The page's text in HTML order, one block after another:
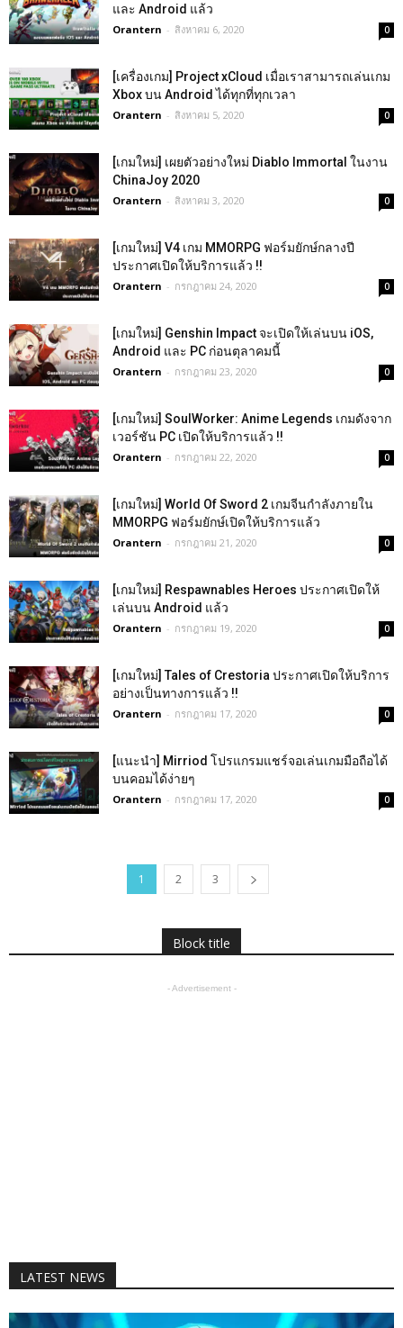
และ Android แล้ว
Orantern - สิงหาคม 6, 2020 0
[เครื่องเกม] Project xCloud เมื่อเราสามารถเล่นเกม
Xbox บน Android ได้ทุกที่ทุกเวลา
Orantern - สิงหาคม 5, 2020 0
[เกมใหม่] เผยตัวอย่างใหม่ Diablo Immortal ในงาน
ChinaJoy 2020
Orantern - สิงหาคม 3, 2020 0
[เกมใหม่] V4 เกม MMORPG ฟอร์มยักษ์กลางปี
ประกาศเปิดให้บริการแล้ว !!
Orantern - กรกฎาคม 24, 2020 0
[เกมใหม่] Genshin Impact จะเปิดให้เล่นบน iOS,
Android และ PC ก่อนตุลาคมนี้
Orantern - กรกฎาคม 23, 2020 0
[เกมใหม่] SoulWorker: Anime Legends เกมดังจาก
เวอร์ชัน PC เปิดให้บริการแล้ว !!
Orantern - กรกฎาคม 22, 2020 0
[เกมใหม่] World Of Sword 2 เกมจีนกำลังภายใน
MMORPG ฟอร์มยักษ์เปิดให้บริการแล้ว
Orantern - กรกฎาคม 21, 2020 0
[เกมใหม่] Respawnables Heroes ประกาศเปิดให้
เล่นบน Android แล้ว
Orantern - กรกฎาคม 19, 2020 0
[เกมใหม่] Tales of Crestoria ประกาศเปิดให้บริการ
อย่างเป็นทางการแล้ว !!
Orantern - กรกฎาคม 17, 2020 0
[แนะนำ] Mirriod โปรแกรมแชร์จอเล่นเกมมือถือได้
บนคอมได้ง่ายๆ
Orantern - กรกฎาคม 17, 2020 0
1 2 3
Block title
- Advertisement -
LATEST NEWS